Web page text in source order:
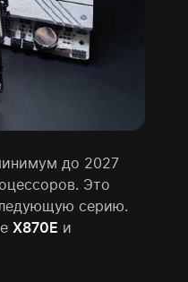
до 2027
Это
серию.
X870E и